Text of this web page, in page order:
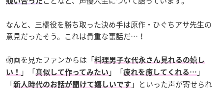
なんと、三橋役を勝ち取った決め手は原作・ひぐちアサ先生の
意見だったそう。これは貴重な裏話だ…！
動画を見たファンからは「料理男子な代永さん見れるの嬉し
い！
」「真似して作ってみたい 」「疲れを癒してくれる… 」
「新人時代のお話が聞けて嬉しいです 」といった声が寄せられ